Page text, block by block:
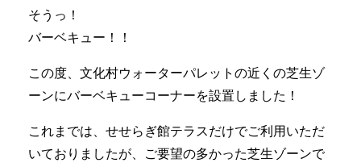
そうっ！
バーベキュー！！
この度、文化村ウォーターパレットの近くの芝生ゾ
ーンにバーベキューコーナーを設置しました！
これまでは、せせらぎ館テラスだけでご利用いただ
いておりましたが、ご要望の多かった芝生ゾーンで